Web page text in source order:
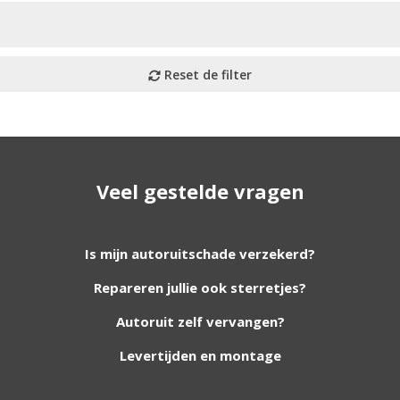
Veel gestelde vragen
Is mijn autoruitschade verzekerd?
Repareren jullie ook sterretjes?
Autoruit zelf vervangen?
Levertijden en montage